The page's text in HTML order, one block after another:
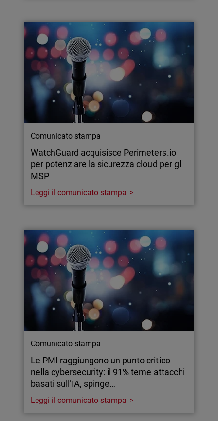
Comunicato stampa
WatchGuard acquisisce Perimeters.io
per potenziare la sicurezza cloud per gli
MSP
Leggi il comunicato stampa
Comunicato stampa
Le PMI raggiungono un punto critico
nella cybersecurity: il 91% teme attacchi
basati sull’IA, spinge…
Leggi il comunicato stampa